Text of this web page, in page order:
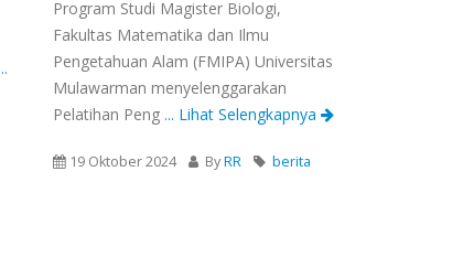
Program Studi Magister Biologi,
Fakultas Matematika dan Ilmu
Pengetahuan Alam (FMIPA) Universitas
Mulawarman menyelenggarakan
Pelatihan Peng ... Lihat Selengkapnya
19 Oktober 2024 ByRR berita